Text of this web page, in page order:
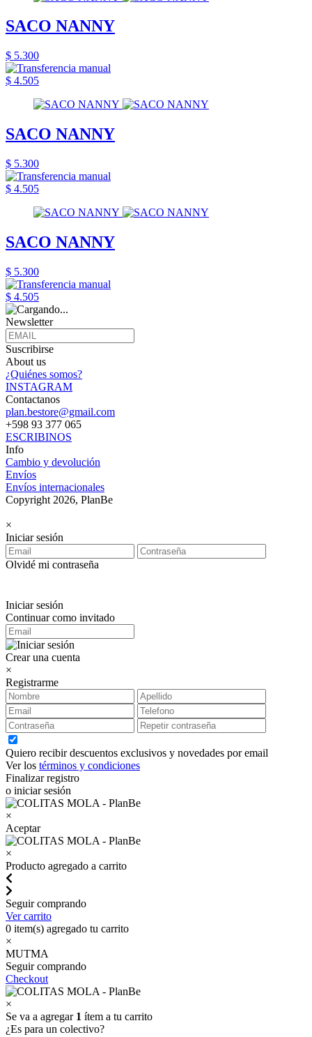
SACO NANNY
$ 5.300
$ 4.505
SACO NANNY
$ 5.300
$ 4.505
SACO NANNY
$ 5.300
$ 4.505
Newsletter
Suscribirse
About us
¿Quiénes somos?
INSTAGRAM
Contactanos
plan.bestore@gmail.com
+598 93 377 065
ESCRIBINOS
Info
Cambio y devolución
Envíos
Envíos internacionales
Copyright 2026, PlanBe
×
Iniciar sesión
Olvidé mi contraseña
Iniciar sesión
Continuar como invitado
Crear una cuenta
×
Registrarme
Quiero recibir descuentos exclusivos y novedades por email
Ver los términos y condiciones
Finalizar registro
o iniciar sesión
×
Aceptar
×
Producto agregado a carrito
Seguir comprando
Ver carrito
0 item(s) agregado tu carrito
×
MUTMA
Seguir comprando
Checkout
×
Se va a agregar 1 ítem a tu carrito
¿Es para un colectivo?